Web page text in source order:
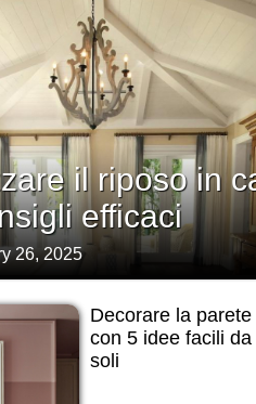
il riposo in
efficaci
26, 2025
Decorare la
con 5 idee facili
soli